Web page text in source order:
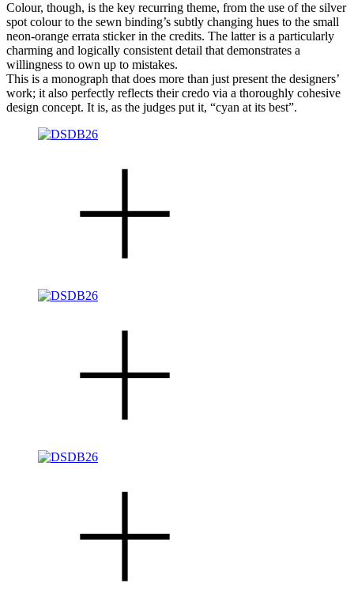
Colour, though, is the key recurring theme, from the use of the silver
spot colour to the sewn binding’s subtly changing hues to the small
neon-orange errata sticker in the credits. The latter is a particularly
charming and logically consistent detail that demonstrates a
willingness to own up to mistakes.
This is a monograph that does more than just present the designers’
work; it also perfectly reflects their credo via a thoroughly cohesive
design concept. It is, as the judges put it, “cyan at its best”.